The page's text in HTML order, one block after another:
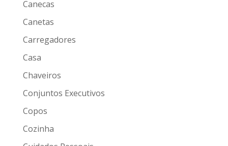
Canecas
Canetas
Carregadores
Casa
Chaveiros
Conjuntos Executivos
Copos
Cozinha